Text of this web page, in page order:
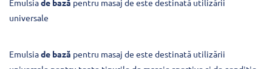
Emulsiade bază pentru masaj de este destinată utilizării
universale
Emulsiade bază pentru masaj de este destinată utilizării